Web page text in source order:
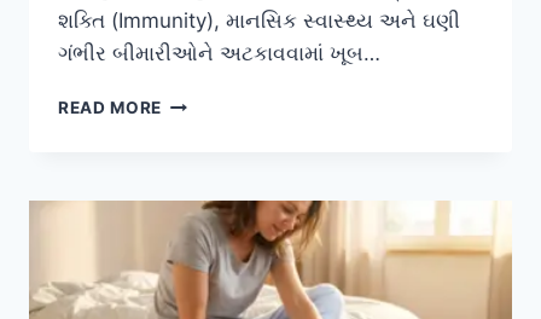
શક્તિ (Immunity), માનસિક સ્વાસ્થ્ય અને ઘણી
ગંભીર બીમારીઓને અટકાવવામાં ખૂબ…
READ MORE વિટામિન
રોગપ્રતિકારક
શક્તિ
સંપૂર્ણ
સ્વાસ્થ્ય